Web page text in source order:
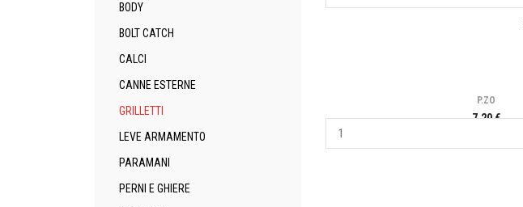
BODY
BOLT CATCH
CALCI
CANNE ESTERNE
GRILLETTI
LEVE ARMAMENTO
PARAMANI
PERNI E GHIERE
P.ZO
7,20 €